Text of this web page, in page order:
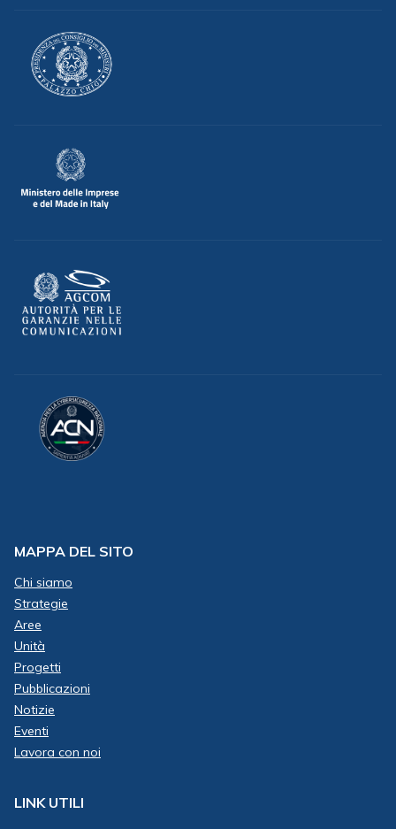
MAPPA DEL SITO
Chi siamo
Strategie
Aree
Unità
Progetti
Pubblicazioni
Notizie
Eventi
Lavora con noi
LINK UTILI